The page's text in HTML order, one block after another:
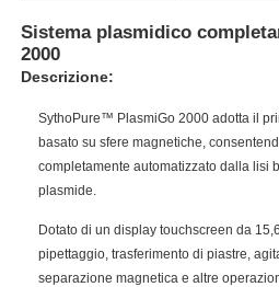
Sistema plasmidico
2000
Descrizione:
SythoPure™ PlasmiGo 2000 adotta il
basato su sfere magnetiche,
completamente automatizzato dalla lisi
plasmide.
Dotato di un display touchscreen da
pipettaggio, trasferimento di piastre,
separazione magnetica e altre